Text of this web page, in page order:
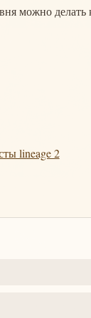
можно делать
lineage 2